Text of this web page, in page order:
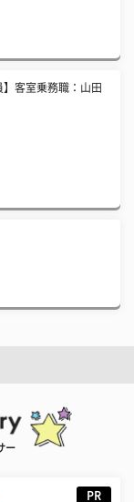
】客室乗務職：山田
ー
PR